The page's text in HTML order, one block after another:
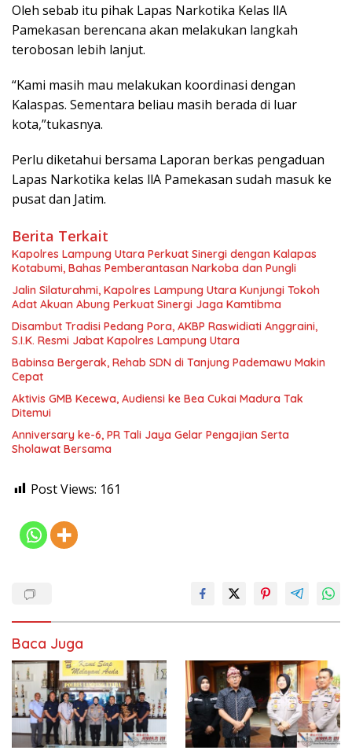
Oleh sebab itu pihak Lapas Narkotika Kelas llA
Pamekasan berencana akan melakukan langkah
terobosan lebih lanjut.
“Kami masih mau melakukan koordinasi dengan
Kalaspas. Sementara beliau masih berada di luar
kota,”tukasnya.
Perlu diketahui bersama Laporan berkas pengaduan
Lapas Narkotika kelas llA Pamekasan sudah masuk ke
pusat dan Jatim.
Berita Terkait
Kapolres Lampung Utara Perkuat Sinergi dengan Kalapas
Kotabumi, Bahas Pemberantasan Narkoba dan Pungli
Jalin Silaturahmi, Kapolres Lampung Utara Kunjungi Tokoh
Adat Akuan Abung Perkuat Sinergi Jaga Kamtibma
Disambut Tradisi Pedang Pora, AKBP Raswidiati Anggraini,
S.I.K. Resmi Jabat Kapolres Lampung Utara
Babinsa Bergerak, Rehab SDN di Tanjung Pademawu Makin
Cepat
Aktivis GMB Kecewa, Audiensi ke Bea Cukai Madura Tak
Ditemui
Anniversary ke-6, PR Tali Jaya Gelar Pengajian Serta
Sholawat Bersama
Post Views: 161
Baca Juga